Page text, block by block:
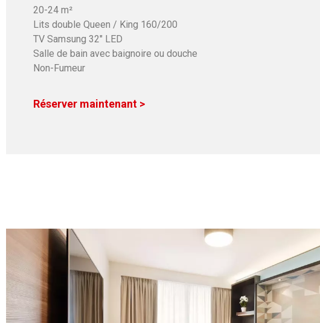
20-24 m²
Lits double Queen / King 160/200
TV Samsung 32″ LED
Salle de bain avec baignoire ou douche
Non-Fumeur
Réserver maintenant >